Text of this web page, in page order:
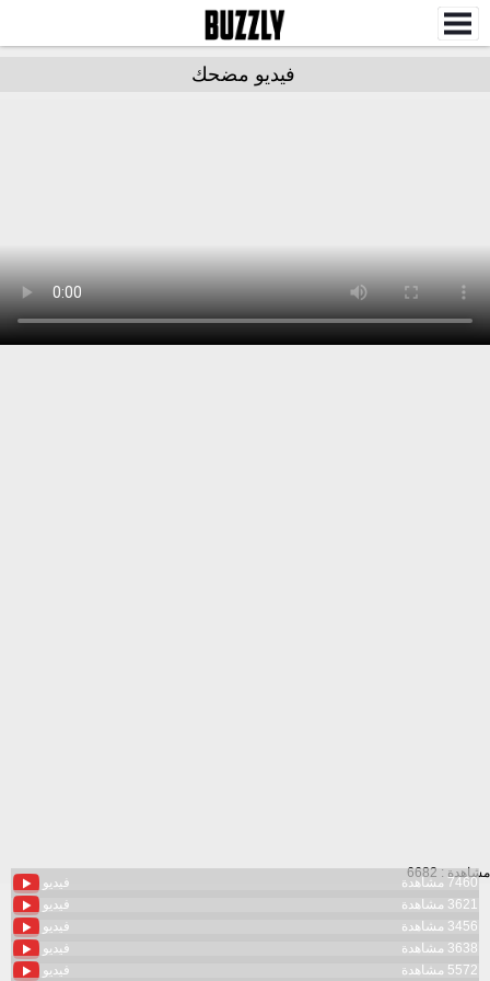
فيديو مضحك
مشاهدة : 6682
فيديو
7460 مشاهدة
فيديو
3621 مشاهدة
فيديو
3456 مشاهدة
فيديو
3638 مشاهدة
فيديو
5572 مشاهدة